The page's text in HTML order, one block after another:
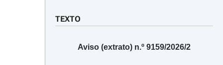
TEXTO
Aviso (extrato) n.º 9159/2026/2